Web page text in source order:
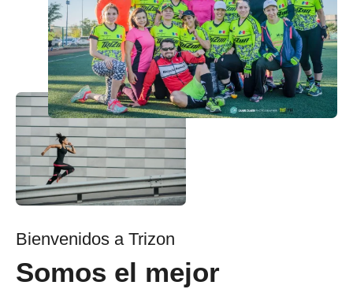
Bienvenidos a Trizon
Somos el mejor